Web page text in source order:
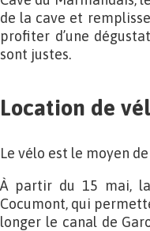
de la cave et
profiter d’une
sont justes.
Location de
Le vélo est le moyen
À partir du 15 mai,
Cocumont, qui
longer le canal de